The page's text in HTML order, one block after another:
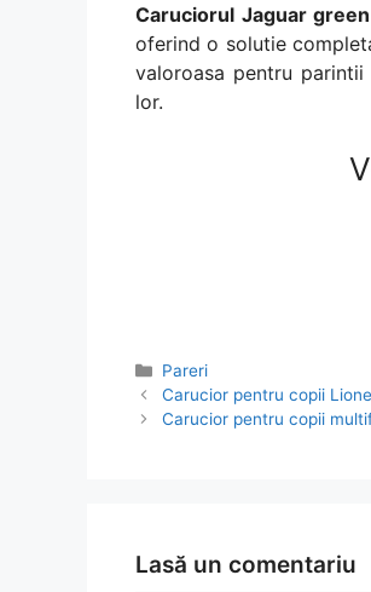
Caruciorul Jaguar
oferind o solutie
valoroasa pentru
lor.
Categorii
Pareri
Navigare
în
Carucior pentru copii
Carucior pentru copii
Lasă un comentariu